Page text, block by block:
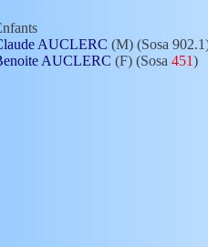
330)
165)
4)
4)
4)
105)
AUCLERC (M) (Sosa
AUCLERC (F) (Sosa 451)